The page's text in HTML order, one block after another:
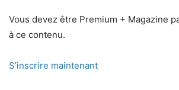
Vous devez être Premium + Magazine
à ce contenu.
S’inscrire maintenant